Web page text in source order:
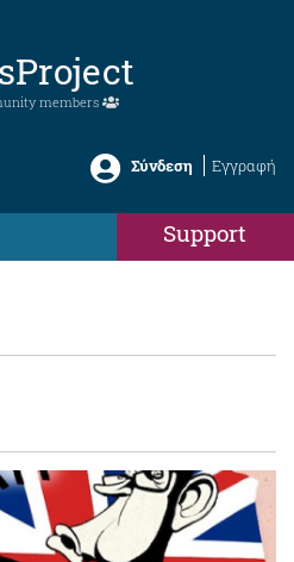
members
Σύνδεση Εγγραφή
Support